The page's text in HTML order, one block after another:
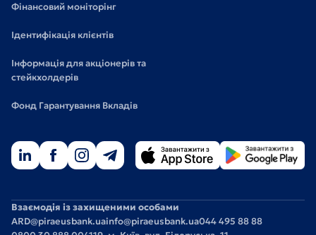
Фінансовий моніторінг
Ідентифікація клієнтів
Інформація для акціонерів та
стейкхолдерів
Фонд Гарантування Вкладів
Взаємодія із захищеними особами
ARD@piraeusbank.uainfo@piraeusbank.ua044 495 88 88